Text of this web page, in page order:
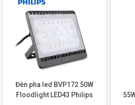
nghiêm ngặt như
, đảm
toàn tuyệt đối khi lắp đặt và sử dụng
chuyên nghiệp.
TIẾT KIỆM NĂNG LƯỢNG VÀ
TRƯỜNG
Đèn pha BVP361 Philips
halide. Nhờ hiệu suất phát quang cao và
điện năng tối ưu, đèn duy trì ánh sáng
Đèn pha led BVP172 50W
Floodlight LED43 Philips